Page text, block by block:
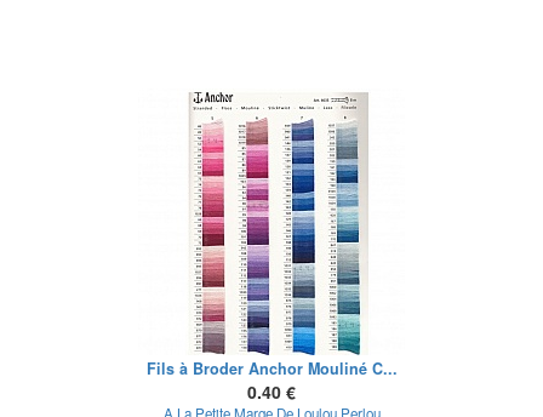
Fils à Broder Anchor Mouliné C...
0.40 €